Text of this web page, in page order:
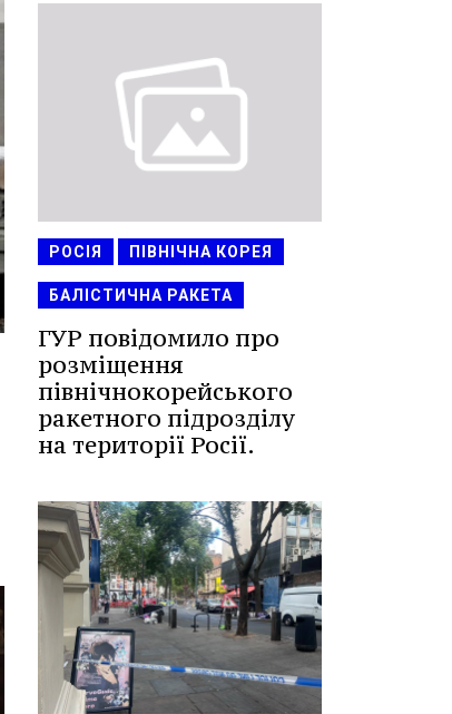
РОСІЯ ПІВНІЧНА КОРЕЯ
БАЛІСТИЧНА РАКЕТА
ГУР повідомило про
розміщення
північнокорейського
ракетного підрозділу
на території Росії.